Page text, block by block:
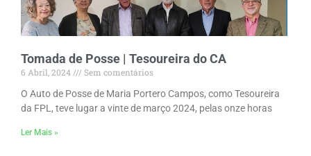
Tomada de Posse | Tesoureira do CA
6 Abril, 2024
Sem comentários
O Auto de Posse de Maria Portero Campos, como Tesoureira
da FPL, teve lugar a vinte de março 2024, pelas onze horas
Ler Mais »